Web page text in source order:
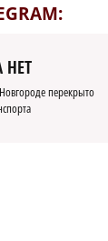
НЕТ
перекрыто